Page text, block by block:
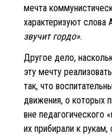
мечта
характеризуют слова
звучит гордо».
Другое дело,
эту мечту
так, что
движения, о которых
вне педагогического
их прибирали к